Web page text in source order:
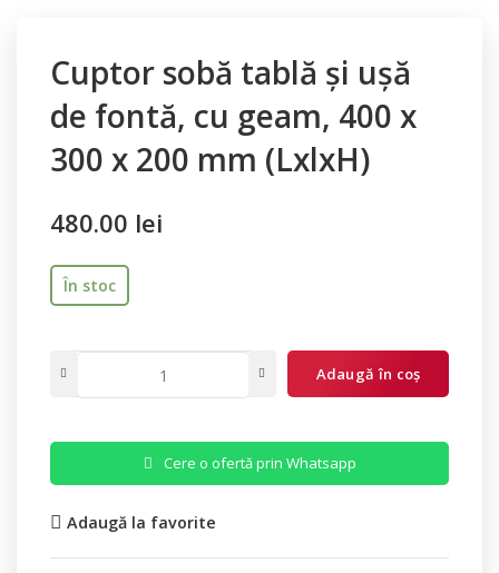
Cuptor sobă tablă și ușă
de fontă, cu geam, 400 x
300 x 200 mm (LxlxH)
480.00 lei
În stoc
Adaugă în coș
Cere o ofertă prin Whatsapp
Adaugă la favorite